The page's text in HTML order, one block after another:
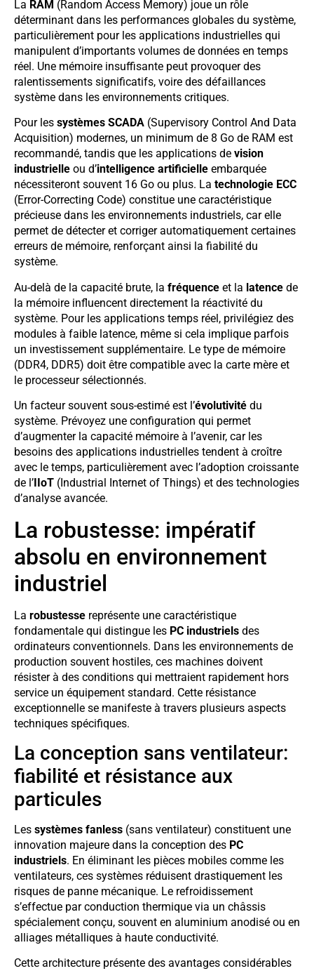
La RAM (Random Access Memory) joue un rôle
déterminant dans les performances globales du système,
particulièrement pour les applications industrielles qui
manipulent d’importants volumes de données en temps
réel. Une mémoire insuffisante peut provoquer des
ralentissements significatifs, voire des défaillances
système dans les environnements critiques.
Pour les systèmes SCADA (Supervisory Control And Data
Acquisition) modernes, un minimum de 8 Go de RAM est
recommandé, tandis que les applications de vision
industrielle ou d’intelligence artificielle embarquée
nécessiteront souvent 16 Go ou plus. La technologie ECC
(Error-Correcting Code) constitue une caractéristique
précieuse dans les environnements industriels, car elle
permet de détecter et corriger automatiquement certaines
erreurs de mémoire, renforçant ainsi la fiabilité du
système.
Au-delà de la capacité brute, la fréquence et la latence de
la mémoire influencent directement la réactivité du
système. Pour les applications temps réel, privilégiez des
modules à faible latence, même si cela implique parfois
un investissement supplémentaire. Le type de mémoire
(DDR4, DDR5) doit être compatible avec la carte mère et
le processeur sélectionnés.
Un facteur souvent sous-estimé est l’évolutivité du
système. Prévoyez une configuration qui permet
d’augmenter la capacité mémoire à l’avenir, car les
besoins des applications industrielles tendent à croître
avec le temps, particulièrement avec l’adoption croissante
de l’ IIoT (Industrial Internet of Things) et des technologies
d’analyse avancée.
La robustesse: impératif
absolu en environnement
industriel
La robustesse représente une caractéristique
fondamentale qui distingue les PC industriels des
ordinateurs conventionnels. Dans les environnements de
production souvent hostiles, ces machines doivent
résister à des conditions qui mettraient rapidement hors
service un équipement standard. Cette résistance
exceptionnelle se manifeste à travers plusieurs aspects
techniques spécifiques.
La conception sans ventilateur:
fiabilité et résistance aux
particules
Les systèmes fanless (sans ventilateur) constituent une
innovation majeure dans la conception des PC
industriels. En éliminant les pièces mobiles comme les
ventilateurs, ces systèmes réduisent drastiquement les
risques de panne mécanique. Le refroidissement
s’effectue par conduction thermique via un châssis
spécialement conçu, souvent en aluminium anodisé ou en
alliages métalliques à haute conductivité.
Cette architecture présente des avantages considérables